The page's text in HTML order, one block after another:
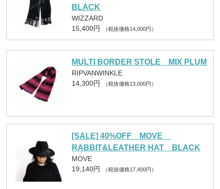
BLACK
WIZZARD
15,400円
（税抜価格14,000円）
MULTI BORDER STOLE MIX PLUM
RIPVANWINKLE
14,300円
（税抜価格13,000円）
[SALE] 40%OFF MOVE
RABBIT&LEATHER HAT BLACK
MOVE
19,140円
（税抜価格17,400円）